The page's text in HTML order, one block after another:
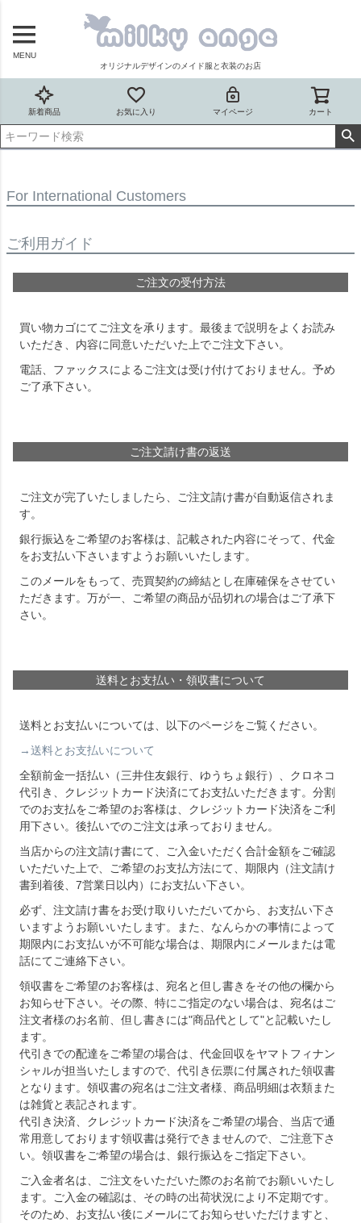
MENU
オリジナルデザインのメイド服と衣装のお店
新着商品 お気に入り マイページ カート
For International Customers
ご利用ガイド
ご注文の受付方法
買い物カゴにてご注文を承ります。最後まで説明をよくお読み
いただき、内容に同意いただいた上でご注文下さい。
電話、ファックスによるご注文は受け付けておりません。予め
ご了承下さい。
ご注文請け書の返送
ご注文が完了いたしましたら、ご注文請け書が自動返信されま
す。
銀行振込をご希望のお客様は、記載された内容にそって、代金
をお支払い下さいますようお願いいたします。
このメールをもって、売買契約の締結とし在庫確保をさせてい
ただきます。万が一、ご希望の商品が品切れの場合はご了承下
さい。
送料とお支払い・領収書について
送料とお支払いについては、以下のページをご覧ください。
→送料とお支払いについて
全額前金一括払い（三井住友銀行、ゆうちょ銀行）、クロネコ
代引き、クレジットカード決済にてお支払いただきます。分割
でのお支払をご希望のお客様は、クレジットカード決済をご利
用下さい。後払いでのご注文は承っておりません。
当店からの注文請け書にて、ご入金いただく合計金額をご確認
いただいた上で、ご希望のお支払方法にて、期限内（注文請け
書到着後、7営業日以内）にお支払い下さい。
必ず、注文請け書をお受け取りいただいてから、お支払い下さ
いますようお願いいたします。また、なんらかの事情によって
期限内にお支払いが不可能な場合は、期限内にメールまたは電
話にてご連絡下さい。
領収書をご希望のお客様は、宛名と但し書きをその他の欄から
お知らせ下さい。その際、特にご指定のない場合は、宛名はご
注文者様のお名前、但し書きには"商品代として"と記載いたし
ます。
代引きでの配達をご希望の場合は、代金回収をヤマトフィナン
シャルが担当いたしますので、代引き伝票に付属された領収書
となります。領収書の宛名はご注文者様、商品明細は衣類また
は雑貨と表記されます。
代引き決済、クレジットカード決済をご希望の場合、当店で通
常用意しております領収書は発行できませんので、ご注意下さ
い。領収書をご希望の場合は、銀行振込をご指定下さい。
ご入金者名は、ご注文をいただいた際のお名前でお願いいたし
ます。ご入金の確認は、その時の出荷状況により不定期です。
そのため、お支払い後にメールにてお知らせいただけますと、